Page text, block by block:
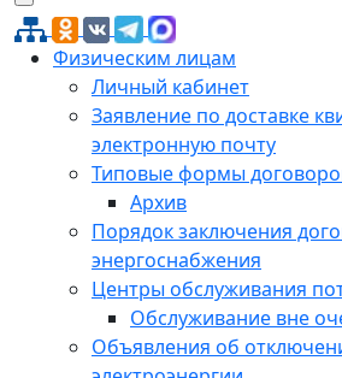
Физическим лицам
Личный кабинет
Заявление по доставке
электронную почту
Типовые формы
Архив
Порядок заключения
энергоснабжения
Центры обслуживания
Обслуживание вне
Объявления об